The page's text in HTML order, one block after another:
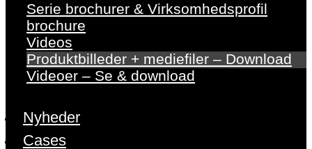
Serie brochurer & Virksomhedsprofil
brochure
Videos
Produktbilleder + mediefiler – Download
Videoer – Se & download
Nyheder
Cases